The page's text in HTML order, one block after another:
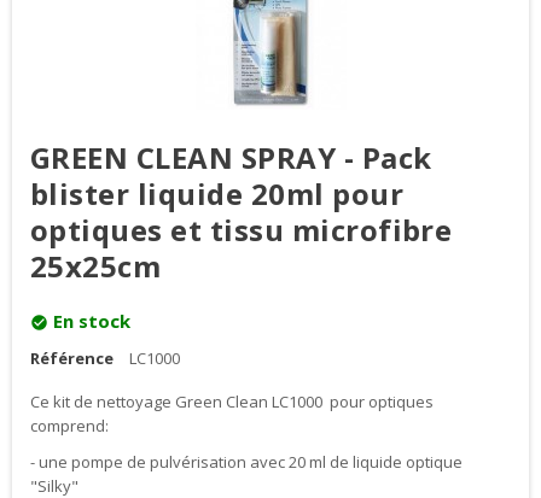
GREEN CLEAN SPRAY - Pack
blister liquide 20ml pour
optiques et tissu microfibre
25x25cm
check_circle En stock
Référence
LC1000
Ce kit de nettoyage Green Clean LC1000 pour optiques
comprend:
- une pompe de pulvérisation avec 20 ml de liquide optique
"Silky"